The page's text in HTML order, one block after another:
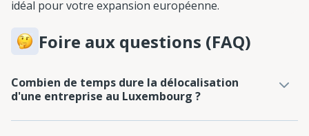
idéal pour votre expansion européenne.
Foire aux questions (FAQ)
Combien de temps dure la délocalisation
d'une entreprise au Luxembourg ?